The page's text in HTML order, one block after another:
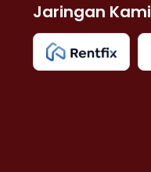
Jaringan Kami